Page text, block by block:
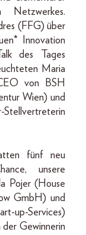
Netzwerkes.
(FFG) über
Innovation
des Tages
Maria
von BSH
Wien) und
Stellvertreterin
fünf neu
unsere
Pojer (House
GmbH) und
up-Services)
Gewinnerin